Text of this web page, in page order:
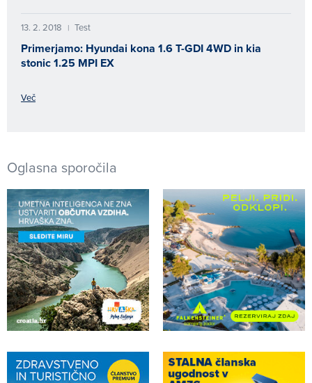
13. 2. 2018 | Test
Primerjamo: Hyundai kona 1.6 T-GDI 4WD in kia
stonic 1.25 MPI EX
Več
Oglasna sporočila